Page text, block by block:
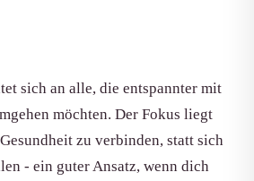
sich an alle, die entspannter mit
möchten. Der Fokus liegt
zu verbinden, statt sich
- ein guter Ansatz, wenn dich